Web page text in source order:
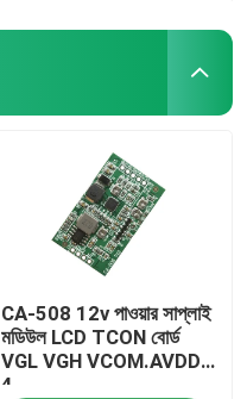
CA-508 12v পাওয়ার সাপ্লাই
মডিউল LCD TCON বোর্ড
VGL VGH VCOM.AVDD
4